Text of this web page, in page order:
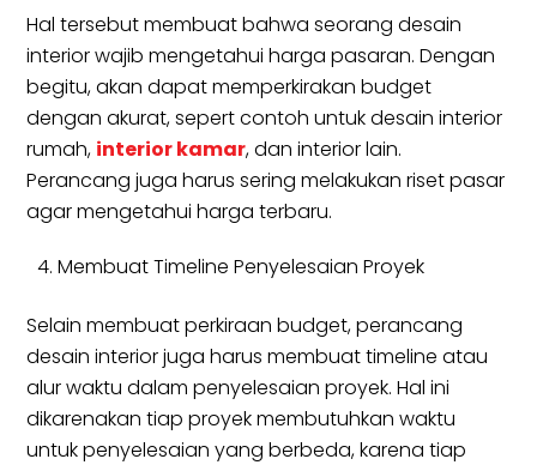
Hal tersebut membuat bahwa seorang desain
interior wajib mengetahui harga pasaran. Dengan
begitu, akan dapat memperkirakan budget
dengan akurat, sepert contoh untuk desain interior
rumah, interior kamar, dan interior lain.
Perancang juga harus sering melakukan riset pasar
agar mengetahui harga terbaru.
Membuat Timeline Penyelesaian Proyek
Selain membuat perkiraan budget, perancang
desain interior juga harus membuat timeline atau
alur waktu dalam penyelesaian proyek. Hal ini
dikarenakan tiap proyek membutuhkan waktu
untuk penyelesaian yang berbeda, karena tiap